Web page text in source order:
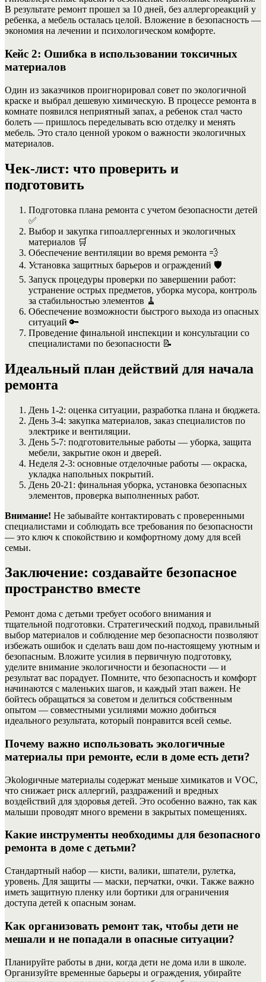
В результате ремонт прошел за 10 дней, без аллергореакций у
ребенка, а мебель осталась целой. Вложение в безопасность —
экономия на лечении и психологическом комфорте.
Кейс 2: Ошибка в использовании токсичных
материалов
Один из заказчиков проигнорировал совет по экологичной
краске и выбрал дешевую химическую. В процессе ремонта в
комнате появился неприятный запах, а ребенок стал часто
болеть — пришлось переделывать всю отделку и менять
мебель. Это стало ценной уроком о важности экологичных
материалов.
Чек-лист: что проверить и
подготовить
Подготовка плана ремонта с учетом безопасности детей
✅
Выбор и закупка гипоаллергенных и экологичных
материалов 🛒
Обеспечение вентиляции во время ремонта 💨
Установка защитных барьеров и ограждений 🛡️
Запуск процедуры проверки по завершении работ:
устранение острых предметов, уборка мусора, контроль
за стабильностью элементов 🧹
Обеспечение возможности быстрого выхода из опасных
ситуаций 🔑
Проведение финальной инспекции и консультации со
специалистами по безопасности 📝
Идеальный план действий для начала
ремонта
День 1-2: оценка ситуации, разработка плана и бюджета.
День 3-4: закупка материалов, заказ специалистов по
электрике и вентиляции.
День 5-7: подготовительные работы — уборка, защита
мебели, закрытие окон и дверей.
Неделя 2-3: основные отделочные работы — окраска,
укладка напольных покрытий.
День 20-21: финальная уборка, установка безопасных
элементов, проверка выполненных работ.
Внимание! Не забывайте контактировать с проверенными
специалистами и соблюдать все требования по безопасности
— это ключ к спокойствию и комфортному дому для всей
семьи.
Заключение: создавайте безопасное
пространство вместе
Ремонт дома с детьми требует особого внимания и
тщательной подготовки. Стратегический подход, правильный
выбор материалов и соблюдение мер безопасности позволяют
избежать ошибок и сделать ваш дом по-настоящему уютным и
безопасным. Вложите усилия в первичную подготовку,
уделите внимание экологичности и безопасности — и
результат вас порадует. Помните, что безопасность и комфорт
начинаются с маленьких шагов, и каждый этап важен. Не
бойтесь обращаться за советом и делиться собственным
опытом — совместными усилиями можно добиться
идеального результата, который понравится всей семье.
Почему важно использовать экологичные
материалы при ремонте, если в доме есть дети?
Эkologичные материалы содержат меньше химикатов и VOC,
что снижает риск аллергий, раздражений и вредных
воздействий для здоровья детей. Это особенно важно, так как
малыши проводят много времени в закрытых помещениях.
Какие инструменты необходимы для безопасного
ремонта в доме с детьми?
Стандартный набор — кисти, валики, шпатели, рулетка,
уровень. Для защиты — маски, перчатки, очки. Также важно
иметь защитную пленку или бортики для ограничения
доступа детей к опасным зонам.
Как организовать ремонт так, чтобы дети не
мешали и не попадали в опасные ситуации?
Планируйте работы в дни, когда дети не дома или в школе.
Организуйте временные барьеры и ограждения, убирайте